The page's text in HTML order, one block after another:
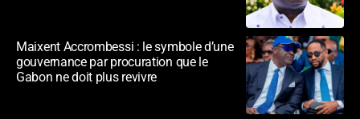
Maixent Accrombessi : le symbole d’une
gouvernance par procuration que le
Gabon ne doit plus revivre